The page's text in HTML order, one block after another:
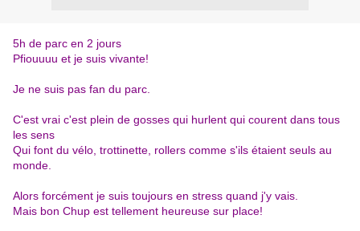
5h de parc en 2 jours
Pfiouuuu et je suis vivante!
Je ne suis pas fan du parc.
C'est vrai c'est plein de gosses qui hurlent qui courent dans tous
les sens
Qui font du vélo, trottinette, rollers comme s'ils étaient seuls au
monde.
Alors forcément je suis toujours en stress quand j'y vais.
Mais bon Chup est tellement heureuse sur place!